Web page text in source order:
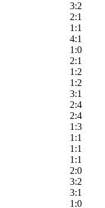
3:2
2:1
1:1
4:1
1:0
2:1
1:2
1:2
3:1
2:4
2:4
1:3
1:1
1:1
1:1
2:0
3:2
3:1
1:0